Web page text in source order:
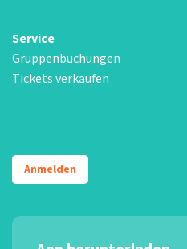
Service
Gruppenbuchungen
Tickets verkaufen
Anmelden